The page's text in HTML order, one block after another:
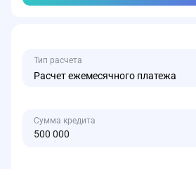
Тип расчета
Расчет ежемесячного платежа
Сумма кредита